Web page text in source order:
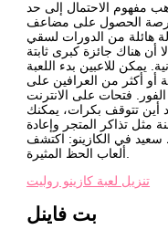
مفهوم الاحتمال إلى حد
فرصة الحصول على مضاعف
هائلة من الدورات لسقي
أن هناك جائزة كبرى ثابتة
10000 عملة معدنية. يمكن للاعبين بدء اللعبة
أو أكثر من العرافين على
فتحات على الانترنت
أين تتوقف بكرات، يمكنك
مثل تذاكر المتجر وإعادة
سعيد في الكازينو: اكتشف
ألعاب الحظ المثيرة.
تنزيل لعبة كازينو روليت
بت فاينل